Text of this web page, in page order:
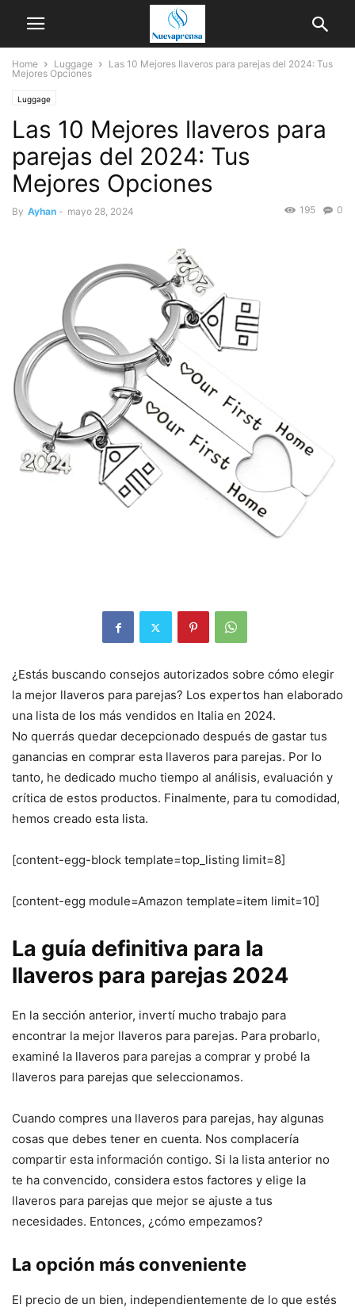
Home Luggage
Las 10 Mejores llaveros para parejas del 2024: Tus
Mejores Opciones
Luggage
Las 10 Mejores llaveros para
parejas del 2024: Tus
Mejores Opciones
By Ayhan - mayo 28, 2024 0
195
¿Estás buscando consejos autorizados sobre cómo elegir
la mejor llaveros para parejas? Los expertos han elaborado
una lista de los más vendidos en Italia en 2024.
No querrás quedar decepcionado después de gastar tus
ganancias en comprar esta llaveros para parejas. Por lo
tanto, he dedicado mucho tiempo al análisis, evaluación y
crítica de estos productos. Finalmente, para tu comodidad,
hemos creado esta lista.
[content-egg-block template=top_listing limit=8]
[content-egg module=Amazon template=item limit=10]
La guía definitiva para la
llaveros para parejas 2024
En la sección anterior, invertí mucho trabajo para
encontrar la mejor llaveros para parejas. Para probarlo,
examiné la llaveros para parejas a comprar y probé la
llaveros para parejas que seleccionamos.
Cuando compres una llaveros para parejas, hay algunas
cosas que debes tener en cuenta. Nos complacería
compartir esta información contigo. Si la lista anterior no
te ha convencido, considera estos factores y elige la
llaveros para parejas que mejor se ajuste a tus
necesidades. Entonces, ¿cómo empezamos?
La opción más conveniente
El precio de un bien, independientemente de lo que estés